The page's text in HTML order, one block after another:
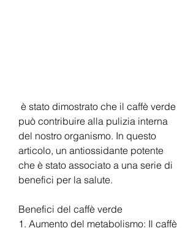
può contribuire alla pulizia interna
del nostro organismo. In questo
articolo, un antiossidante potente
che è stato associato a una serie di
benefici per la salute.
Benefici del caffè verde
1. Aumento del metabolismo: Il caffè